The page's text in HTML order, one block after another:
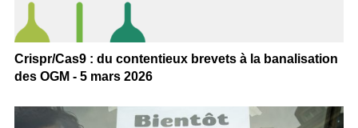
Crispr/Cas9 : du contentieux brevets à la banalisation
des OGM - 5 mars 2026